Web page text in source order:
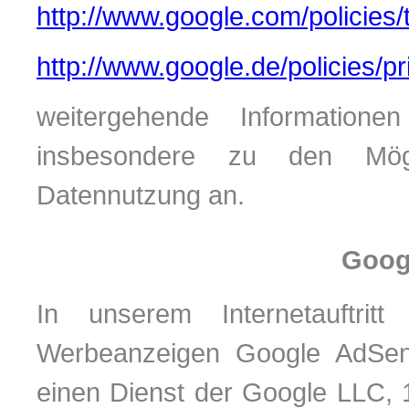
http://www.google.com/
http://www.google.de/policies/
weitergehende
insbesondere zu den
Datennutzung an.
In unserem
Werbeanzeigen Google
einen Dienst der Google LLC,